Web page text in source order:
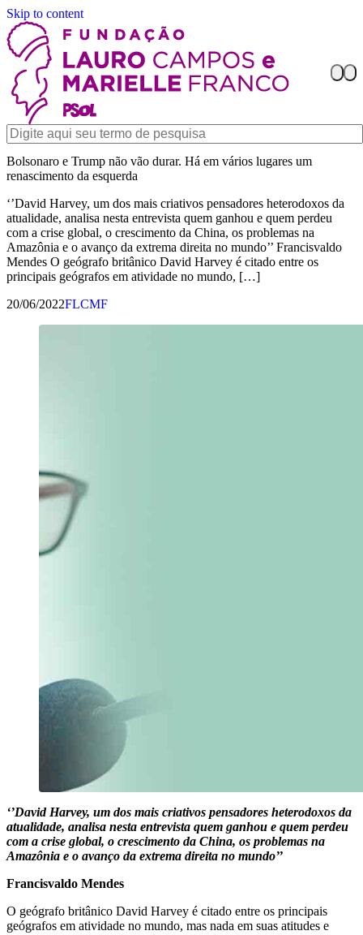
Skip to content
Bolsonaro e Trump não vão durar. Há em vários lugares um
renascimento da esquerda
‘’David Harvey, um dos mais criativos pensadores heterodoxos da
atualidade, analisa nesta entrevista quem ganhou e quem perdeu
com a crise global, o crescimento da China, os problemas na
Amazônia e o avanço da extrema direita no mundo’’ Francisvaldo
Mendes O geógrafo britânico David Harvey é citado entre os
principais geógrafos em atividade no mundo, […]
20/06/2022FLCMF
‘’David Harvey, um dos mais criativos pensadores heterodoxos da
atualidade, analisa nesta entrevista quem ganhou e quem perdeu
com a crise global, o crescimento da China, os problemas na
Amazônia e o avanço da extrema direita no mundo’’
Francisvaldo Mendes
O geógrafo britânico David Harvey é citado entre os principais
geógrafos em atividade no mundo, mas nada em suas atitudes e